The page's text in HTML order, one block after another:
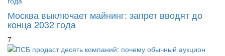
Москва выключает майнинг: запрет вводят до
конца 2032 года
7